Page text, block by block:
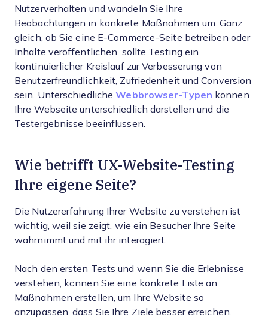
Nutzerverhalten und wandeln Sie Ihre
Beobachtungen in konkrete Maßnahmen um. Ganz
gleich, ob Sie eine E-Commerce-Seite betreiben oder
Inhalte veröffentlichen, sollte Testing ein
kontinuierlicher Kreislauf zur Verbesserung von
Benutzerfreundlichkeit, Zufriedenheit und Conversion
sein. UnterschiedlicheWebbrowser-Typen können
Ihre Webseite unterschiedlich darstellen und die
Testergebnisse beeinflussen.
Wie betrifft UX-Website-Testing
Ihre eigene Seite?
Die Nutzererfahrung Ihrer Website zu verstehen ist
wichtig, weil sie zeigt, wie ein Besucher Ihre Seite
wahrnimmt und mit ihr interagiert.
Nach den ersten Tests und wenn Sie die Erlebnisse
verstehen, können Sie eine konkrete Liste an
Maßnahmen erstellen, um Ihre Website so
anzupassen, dass Sie Ihre Ziele besser erreichen.